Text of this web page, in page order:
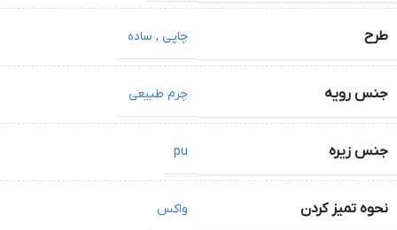
طرح چاپی , ساده
جنس رویه چرم طبیعی
جنس زیره pu
نحوه تمیز کردن واکس